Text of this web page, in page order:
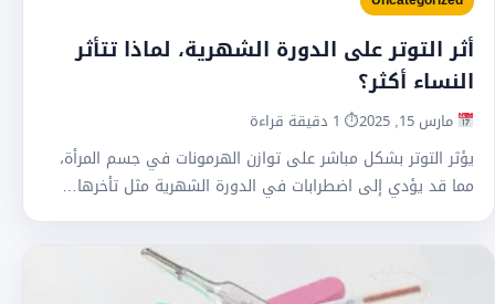
أثر التوتر على الدورة الشهرية، لماذا تتأثر
النساء أكثر؟
مارس 15, 2025 ⏱ 1 دقيقة قراءة
يؤثر التوتر بشكل مباشر على توازن الهرمونات في جسم المرأة،
مما قد يؤدي إلى اضطرابات في الدورة الشهرية مثل تأخرها…